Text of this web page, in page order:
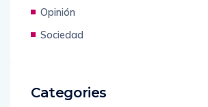
Opinión
Sociedad
Categories